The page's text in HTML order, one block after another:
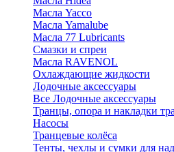
Масла Yacco
Масла Yamalube
Масла 77 Lubricants
Смазки и спреи
Масла RAVENOL
Охлаждающие жидкости
Лодочные аксессуары
Все Лодочные аксессуары
Транцы, опора и накладки
Насосы
Транцевые колёса
Тенты, чехлы и сумки для